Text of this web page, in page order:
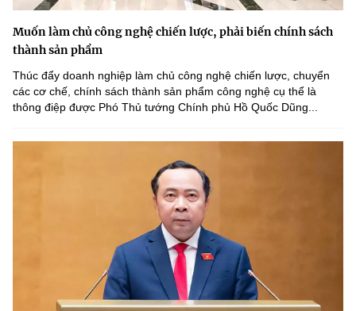
Muốn làm chủ công nghệ chiến lược, phải biến chính sách
thành sản phẩm
Thúc đẩy doanh nghiệp làm chủ công nghệ chiến lược, chuyển
các cơ chế, chính sách thành sản phẩm công nghệ cụ thể là
thông điệp được Phó Thủ tướng Chính phủ Hồ Quốc Dũng...